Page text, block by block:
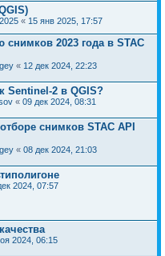
« 15 янв 2025, 17:57
снимков 2023 года в STAC
« 12 дек 2024, 22:23
Sentinel-2 в QGIS?
« 09 дек 2024, 08:31
снимков STAC API
« 08 дек 2024, 21:03
2024, 07:57
2024, 06:15